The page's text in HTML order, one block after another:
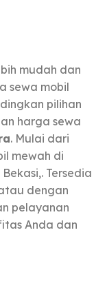
mudah dan
sewa mobil
pilihan
harga sewa
. Mulai dari
mewah di
Tersedia
dengan
pelayanan
Anda dan